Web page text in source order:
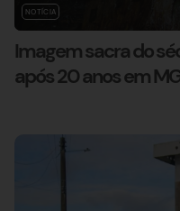
NOTÍCIA
Imagem sacra do
após 20 anos em